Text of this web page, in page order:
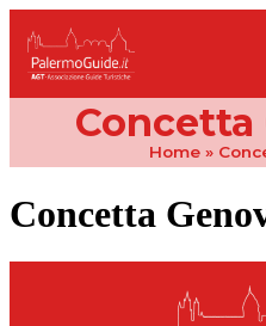
Concetta
Home »
Concetta